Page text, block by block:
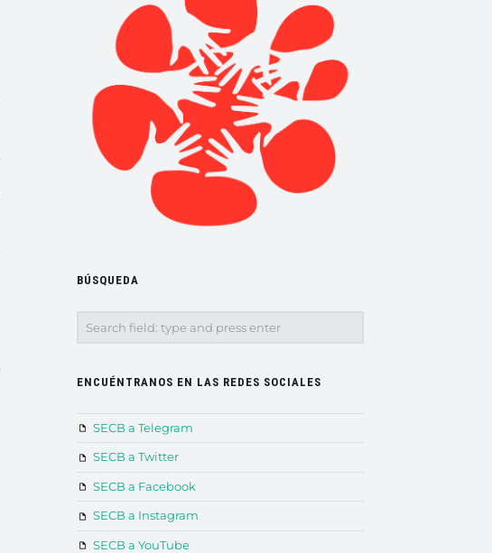
BÚSQUEDA
ENCUÉNTRANOS EN LAS REDES SOCIALES
SECB a Telegram
SECB a Twitter
SECB a Facebook
SECB a Instagram
SECB a YouTube